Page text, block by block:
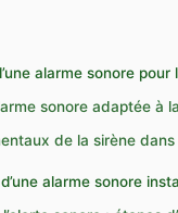
alarme sonore pour
sonore adaptée à
de la sirène
alarme sonore